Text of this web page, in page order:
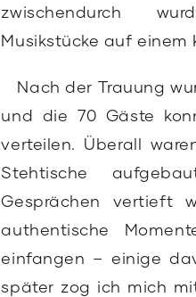
zwischendurch
Musikstücke auf einem
Nach der Trauung
und die 70 Gäste
verteilen. Überall
Stehtische
Gesprächen vertieft
authentische
einfangen – einige
später zog ich mich